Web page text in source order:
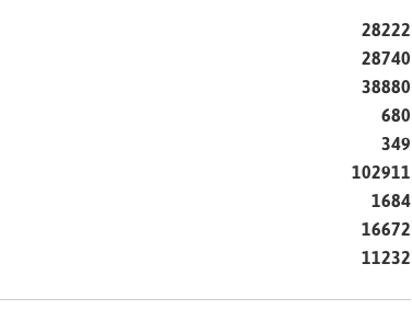
28222
28740
38880
680
349
102911
1684
16672
11232